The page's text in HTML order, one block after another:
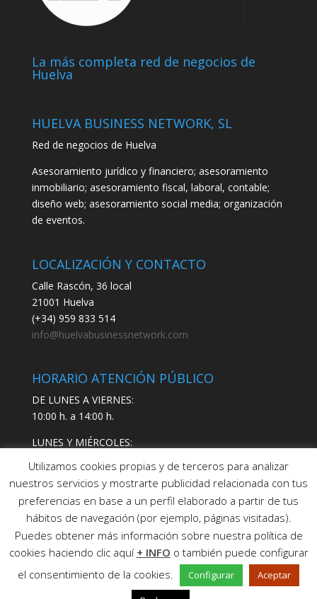
La más completa red de negocios de
Huelva
HUELVA BUSINESS NETWORK, SL
Red de negocios de Huelva
Asesoramiento jurídico y financiero; asesoramiento
inmobiliario; asesoramiento fiscal, laboral, contable;
diseño web; asesoramiento social media; organización
de eventos.
LOCALIZACIÓN Y CONTACTO
Calle Rascón, 36 local
21001 Huelva
(+34) 959 833 514
info@huelvabusinessnetwork.com
HORARIO ATENCIÓN PÚBLICO
DE LUNES A VIERNES:
10:00 h. a 14:00 h.
LUNES Y MIÉRCOLES:
Copyright © 2021 Huelva Business Network SLAviso
Política de Privacidad |Política de
Utilizamos cookies propias y de terceros para analizar
nuestros servicios y mostrarte publicidad relacionada con tus
preferencias en base a un perfil elaborado a partir de tus
hábitos de navegación (por ejemplo, páginas visitadas).
Puedes obtener más información sobre nuestra política de
cookies haciendo clic aquí + INFO o también puede configurar
el consentimiento de la cookies.
Configurar
Aceptar